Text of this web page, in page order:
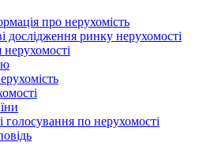
про нерухомість
дослідження ринку нерухомості
нерухомості
голосування по нерухомості